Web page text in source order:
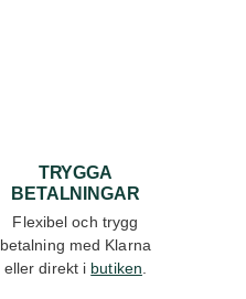
TRYGGA
BETALNINGAR
Flexibel och trygg
betalning med Klarna
eller direkt i butiken